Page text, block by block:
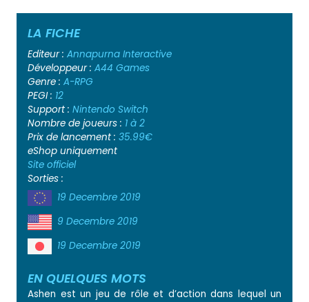
LA FICHE
Editeur : Annapurna Interactive
Développeur : A44 Games
Genre : A-RPG
PEGI : 12
Support : Nintendo Switch
Nombre de joueurs : 1 à 2
Prix de lancement : 35.99€
eShop uniquement
Site officiel
Sorties :
19 Decembre 2019
9 Decembre 2019
19 Decembre 2019
EN QUELQUES MOTS
Ashen est un jeu de rôle et d’action dans lequel un